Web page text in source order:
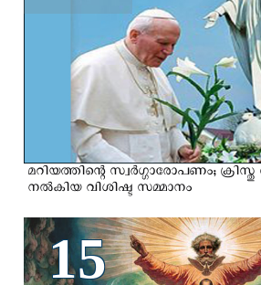
മറിയത്തിന്റെ സ്വര്‍ഗ്ഗാരോപണം;
നല്‍കിയ വിശിഷ്ട സമ്മാനം
15